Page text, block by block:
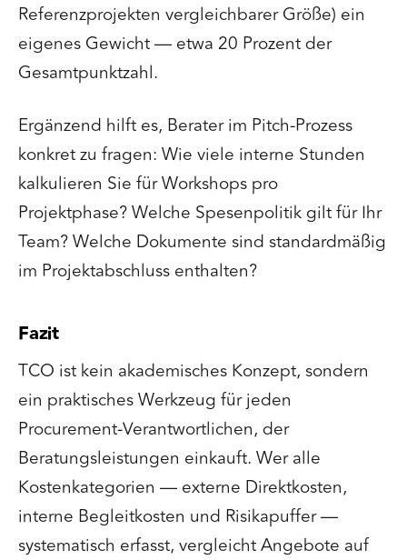
Referenzprojekten vergleichbarer Größe) ein
eigenes Gewicht — etwa 20 Prozent der
Gesamtpunktzahl.
Ergänzend hilft es, Berater im Pitch-Prozess
konkret zu fragen: Wie viele interne Stunden
kalkulieren Sie für Workshops pro
Projektphase? Welche Spesenpolitik gilt für Ihr
Team? Welche Dokumente sind standardmäßig
im Projektabschluss enthalten?
Fazit
TCO ist kein akademisches Konzept, sondern
ein praktisches Werkzeug für jeden
Procurement-Verantwortlichen, der
Beratungsleistungen einkauft. Wer alle
Kostenkategorien — externe Direktkosten,
interne Begleitkosten und Risikapuffer —
systematisch erfasst, vergleicht Angebote auf